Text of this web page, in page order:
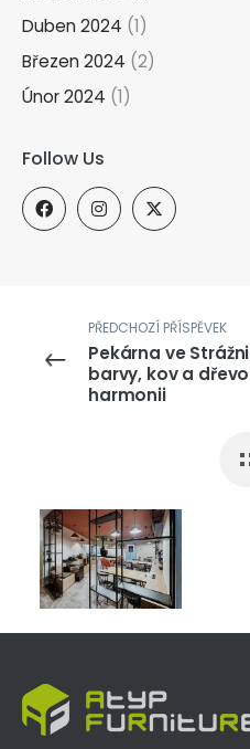
Duben 2024 (1)
Březen 2024 (2)
Únor 2024 (1)
Follow Us
PŘEDCHOZÍ PŘÍSPĚVEK
Pekárna ve
barvy, kov a
harmonii